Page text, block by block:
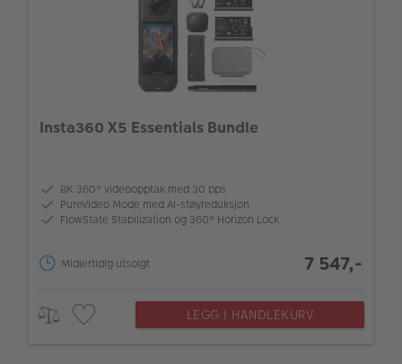
Insta360 X5 Essentials Bundle
8K 360° videoopptak med 30 bps
PureVideo Mode med AI-støyreduksjon
FlowState Stabilization og 360° Horizon Lock
Midlertidig utsolgt 7 547,-
LEGG I HANDLEKURV